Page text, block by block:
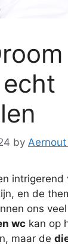
by
intrigerend
en de
ons
wc kan op
maar de